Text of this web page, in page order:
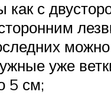
как с
можно
уже
5 см;